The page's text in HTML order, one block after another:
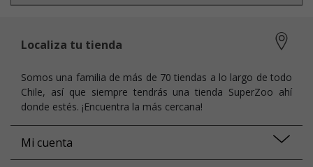
Localiza tu tienda
Somos una familia de más de 70 tiendas a lo largo de todo
Chile, así que siempre tendrás una tienda SuperZoo ahí
donde estés. ¡Encuentra la más cercana!
Mi cuenta